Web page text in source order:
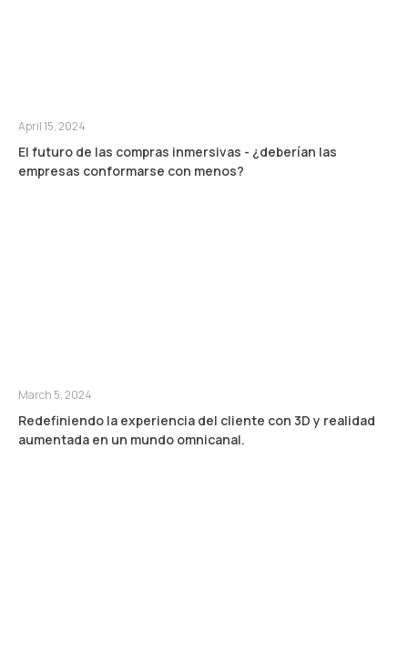
April 15, 2024
El futuro de las compras inmersivas - ¿deberían las
empresas conformarse con menos?
March 5, 2024
Redefiniendo la experiencia del cliente con 3D y realidad
aumentada en un mundo omnicanal.